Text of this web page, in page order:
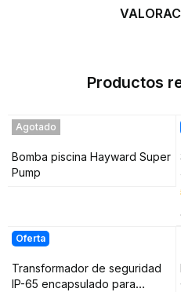
Productos
Agotado
Bomba piscina Hayward Super
Pump
Oferta
Transformador de seguridad
IP-65 encapsulado para